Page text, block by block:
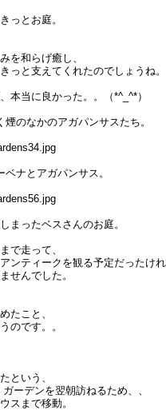
っとお庭。
を和らげ癒し、
っと支えてくれたのでしょうね。
本当に良かった。。（*^_^*）
のなかのアガパンサスたち。
ナとアガパンサス。
まったベスさんのお庭。
で走って、
ンティークを観る予定だったけれ
せんでした。
たこと、
のです。。
という、
ーデンを翌朝訪ねるため、、
スまで移動。